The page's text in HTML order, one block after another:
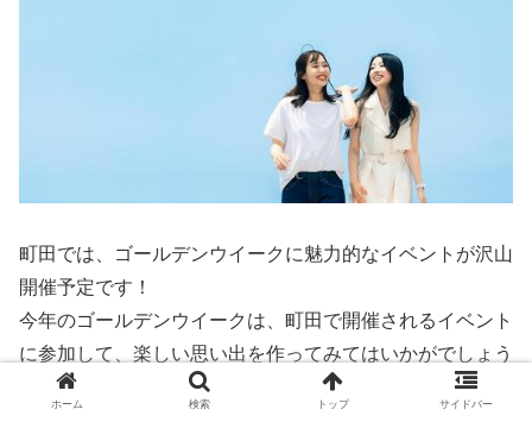
町田では、ゴールデンウイークに魅力的なイベントが沢山
開催予定です！
今年のゴールデンウイークは、町田で開催されるイベント
に参加して、楽しい思い出を作ってみてはいかがでしょう
か。
ホーム 検索 トップ サイドバー